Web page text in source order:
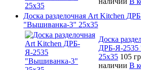
Доска разделочная Art Kitchen
"Вышиванка-3" 25х35
Доска
ДРБ-Я-
25х35 105
наличии В